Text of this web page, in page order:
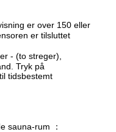
er over 150 eller
er tilsluttet
- (to streger),
Tryk på
tidsbestemt
sauna-rum ：